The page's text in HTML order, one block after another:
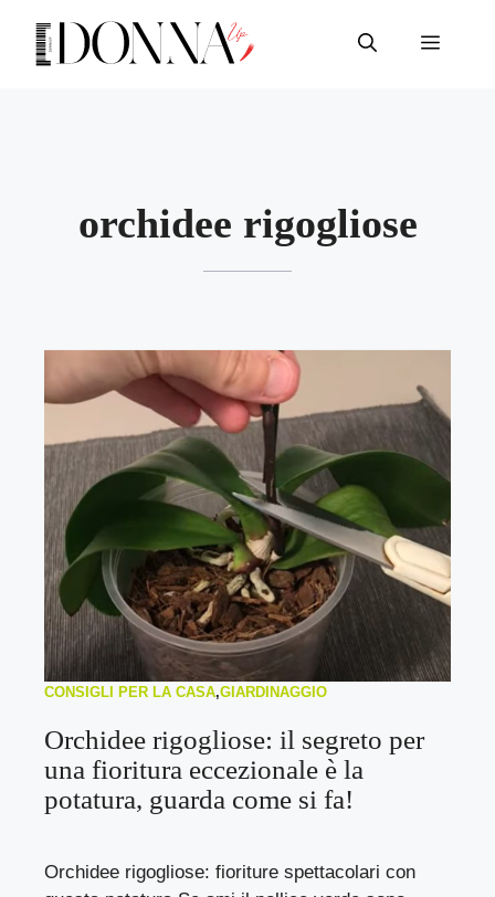
contenuto
Menu
orchidee rigogliose
CONSIGLI PER LA CASA,GIARDINAGGIO
Orchidee rigogliose: il segreto per
una fioritura eccezionale è la
potatura, guarda come si fa!
Orchidee rigogliose: fioriture spettacolari con